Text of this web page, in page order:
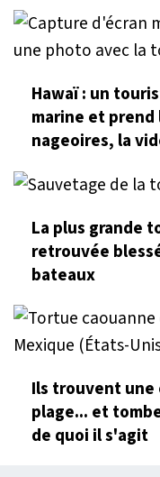
Hawaï : un
marine et
nageoires, la
La plus grande
retrouvée
bateaux
Ils trouvent une
plage... et
de quoi il s'agit